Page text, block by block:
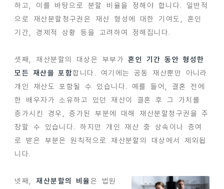
하고, 이를 바탕으로 분할 비율을 정해야 합니다. 일반적
으로 재산분할청구권은 재산 형성에 대한 기여도, 혼인
기간, 경제적 상황 등을 고려하여 정해집니다.
셋째, 재산분할의 대상은 부부가혼인 기간 동안 형성한
모든 재산을 포함합니다. 여기에는 공동 재산뿐만 아니라
개인 재산도 포함될 수 있습니다. 예를 들어, 결혼 전에
한 배우자가 소유하고 있던 재산이 결혼 후 그 가치를
증가시킨 경우, 증가된 부분에 대해 재산분할청구권을 주
장할 수 있습니다. 하지만 개인 재산 중 상속이나 증여
로 받은 부분은 원칙적으로 재산분할의 대상에서 제외됩
니다.
넷째,재산분할의 비율은 법원